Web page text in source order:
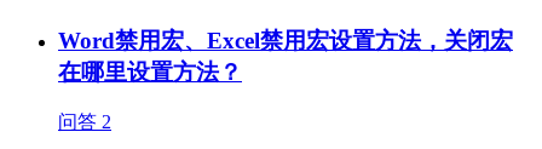
Word禁用宏、Excel禁用宏设置方法，关闭宏
在哪里设置方法？
问答 2